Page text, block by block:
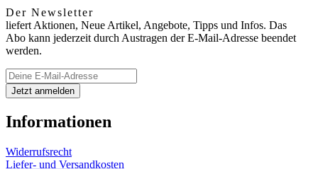
Der Newsletter
liefert Aktionen, Neue Artikel, Angebote, Tipps und Infos. Das
Abo kann jederzeit durch Austragen der E-Mail-Adresse beendet
werden.
Informationen
Widerrufsrecht
Liefer- und Versandkosten